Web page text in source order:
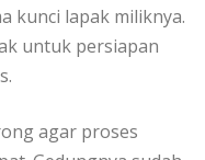
kunci lapak miliknya.
untuk persiapan
agar proses